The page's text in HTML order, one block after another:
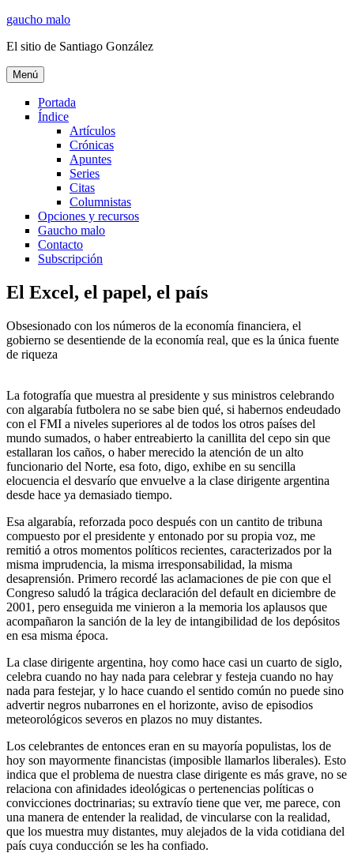
Ir
contenido
gaucho malo
El sitio de Santiago González
Menú
Portada
Índice
Artículos
Crónicas
Apuntes
Series
Citas
Columnistas
Opciones y recursos
Gaucho malo
Contacto
Subscripción
El Excel, el papel, el país
Obsesionado con los números de la economía financiera, el
gobierno se desentiende de la economía real, que es la única fuente
de riqueza
La fotografía que muestra al presidente y sus ministros celebrando
con algarabía futbolera no se sabe bien qué, si habernos endeudado
con el FMI a niveles superiores al de todos los otros países del
mundo sumados, o haber entreabierto la canillita del cepo sin que
estallaran los caños, o haber merecido la atención de un alto
funcionario del Norte, esa foto, digo, exhibe en su sencilla
elocuencia el desvarío que envuelve a la clase dirigente argentina
desde hace ya demasiado tiempo.
Esa algarabía, reforzada poco después con un cantito de tribuna
compuesto por el presidente y entonado por su propia voz, me
remitió a otros momentos políticos recientes, caracterizados por la
misma imprudencia, la misma irresponsabilidad, la misma
desaprensión. Primero recordé las aclamaciones de pie con que el
Congreso saludó la trágica declaración del default en diciembre de
2001, pero enseguida me vinieron a la memoria los aplausos que
acompañaron la sanción de la ley de intangibilidad de los depósitos
en esa misma época.
La clase dirigente argentina, hoy como hace casi un cuarto de siglo,
celebra cuando no hay nada para celebrar y festeja cuando no hay
nada para festejar, y lo hace cuando el sentido común no puede sino
advertir negros nubarrones en el horizonte, aviso de episodios
meteorológicos severos en plazos no muy distantes.
Los celebrantes de entonces eran en su mayoría populistas, los de
hoy son mayormente financistas (imposible llamarlos liberales). Esto
indica que el problema de nuestra clase dirigente es más grave, no se
relaciona con afinidades ideológicas o pertenencias políticas o
convicciones doctrinarias; su extravío tiene que ver, me parece, con
una manera de entender la realidad, de vincularse con la realidad,
que los muestra muy distantes, muy alejados de la vida cotidiana del
país cuya conducción se les ha confiado.